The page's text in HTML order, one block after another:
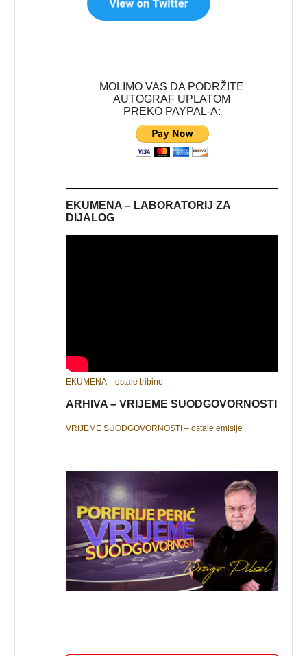
MOLIMO VAS DA PODRŽITE
AUTOGRAF UPLATOM
PREKO PAYPAL-A:
EKUMENA – LABORATORIJ ZA
DIJALOG
EKUMENA – ostale tribine
ARHIVA – VRIJEME SUODGOVORNOSTI
VRIJEME SUODGOVORNOSTI – ostale emisije